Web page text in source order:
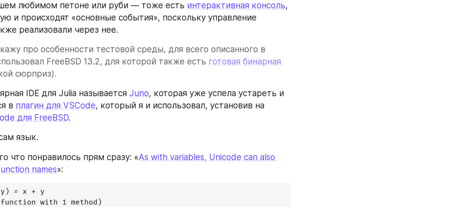
любимом петоне или руби — тоже есть интерактивная консоль,
и происходят «основные события», поскольку управление
реализовали через нее.
про особенности тестовой среды, для всего описанного в
FreeBSD 13.2, для которой также есть готовая бинарная
сюрприз).
IDE для Julia называется Juno, которая уже успела устареть и
в плагин для VSCode
для FreeBSD.
язык.
что понравилось прям сразу: «As with variables, Unicode can also
names»:
= x + y
with 1 method)